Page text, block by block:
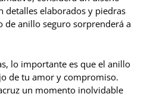
detalles elaborados y piedras
de anillo seguro sorprenderá a
lo importante es que el anillo
de tu amor y compromiso.
un momento inolvidable